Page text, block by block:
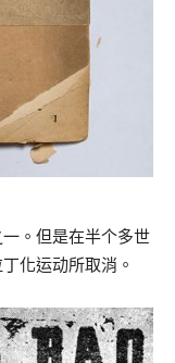
。但是在半个多世
化运动所取消。